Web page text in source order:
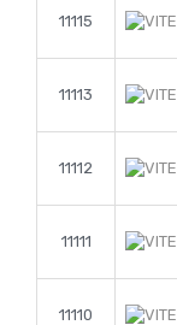
11115
11113
11112
11111
11110